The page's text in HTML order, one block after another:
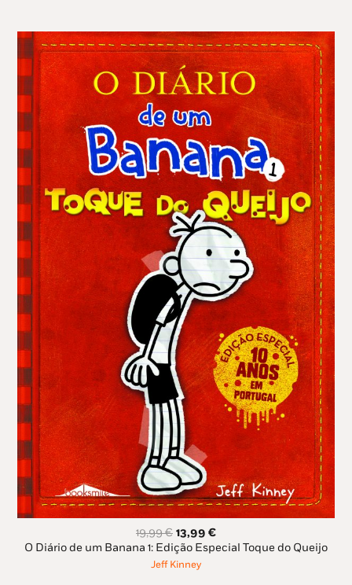
19,99€ O
preço
original
era:
13,99 €O
preço
O Diário de um Banana 1: Edição Especial Toque do Queijo
Jeff Kinney